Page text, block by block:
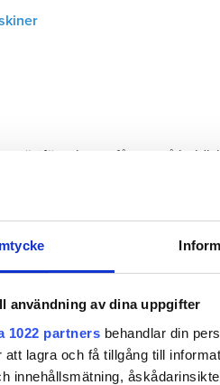
användning av dina uppgifter
1022 partners behandlar din
att lagra och få tillgång till
innehållsmätning,
få svar på
intresse och i den mån